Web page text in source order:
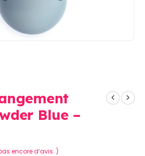
Blue –
encore d’avis. )